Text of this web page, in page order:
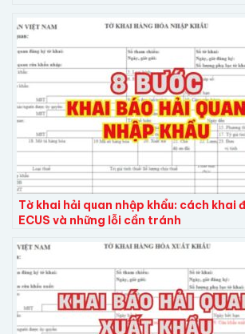
Tờ khai hải quan nhập khẩu: cách khai
ECUS và những lỗi cần tránh